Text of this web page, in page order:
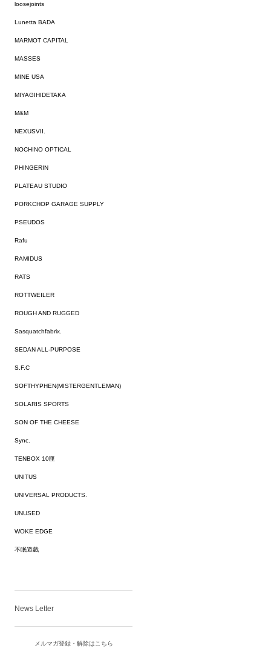
loosejoints
Lunetta BADA
MARMOT CAPITAL
MASSES
MINE USA
MIYAGIHIDETAKA
M&M
NEXUSVII.
NOCHINO OPTICAL
PHINGERIN
PLATEAU STUDIO
PORKCHOP GARAGE SUPPLY
PSEUDOS
Rafu
RAMIDUS
RATS
ROTTWEILER
ROUGH AND RUGGED
Sasquatchfabrix.
SEDAN ALL-PURPOSE
S.F.C
SOFTHYPHEN(MISTERGENTLEMAN)
SOLARIS SPORTS
SON OF THE CHEESE
Sync.
TENBOX 10匣
UNITUS
UNIVERSAL PRODUCTS.
UNUSED
WOKE EDGE
不眠遊戯
News Letter
メルマガ登録・解除はこちら